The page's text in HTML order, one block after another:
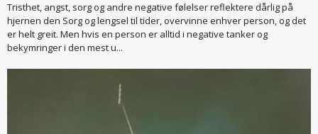
Tristhet, angst, sorg og andre negative følelser reflektere dårlig på
hjernen den Sorg og lengsel til tider, overvinne enhver person, og det
er helt greit. Men hvis en person er alltid i negative tanker og
bekymringer i den mest u...